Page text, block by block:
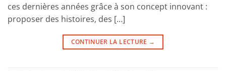
ces dernières années grâce à son concept innovant :
proposer des histoires, des […]
CONTINUER LA LECTURE →